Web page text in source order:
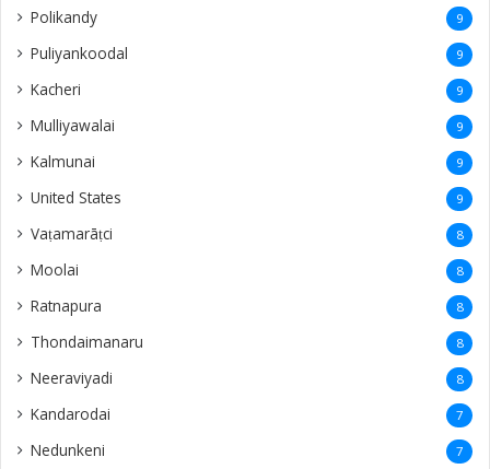
Polikandy 9
Puliyankoodal 9
Kacheri 9
Mulliyawalai 9
Kalmunai 9
United States 9
Vaṭamarāṭci 8
Moolai 8
Ratnapura 8
Thondaimanaru 8
Neeraviyadi 8
Kandarodai 7
Nedunkeni 7